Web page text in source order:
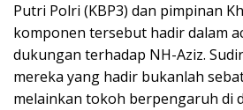
Putri Polri (KBP3) dan pimpinan
komponen tersebut hadir dalam
dukungan terhadap NH-Aziz.
mereka yang hadir bukanlah
melainkan tokoh berpengaruh di